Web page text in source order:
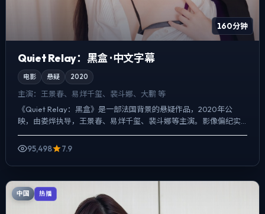
160分钟
Quiet Relay：黑盒 · 中文字幕
电影 悬疑 2020
主演： 王景春、易烊千玺、裴斗娜、大鹏 等
《Quiet Relay：黑盒》是一部法国背景的悬疑作品，2020年公
映，由娄烨执导，王景春、易烊千玺、裴斗娜等主演。影像偏纪实
质感，手持与固定机位交替出现，一场意外成为切口，...
95,498
7.9
中国 热播